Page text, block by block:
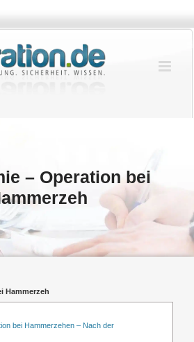
– Operation bei
Hammerzeh
bei Hammerzehen – Nach der